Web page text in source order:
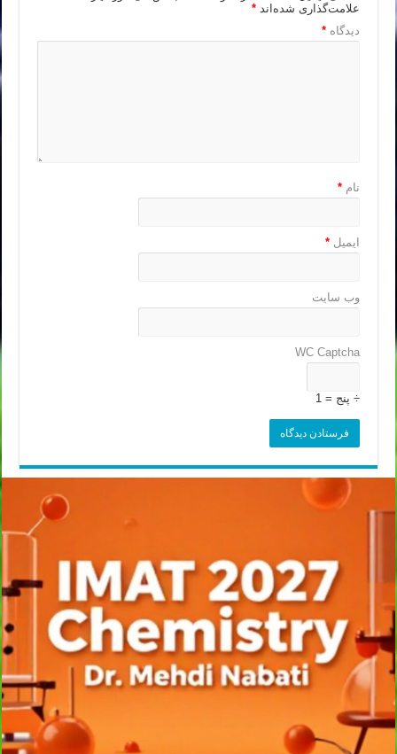
علامت‌گذاری شده‌اند*
دیدگاه*
نام*
ایمیل*
وب‌ سایت
WC Captcha
÷ پنج = 1